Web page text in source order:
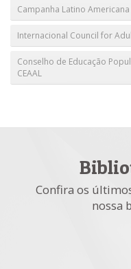
Campanha Latino
Internacional Council for
Conselho de Educação
CEAAL
Confira os
nossa